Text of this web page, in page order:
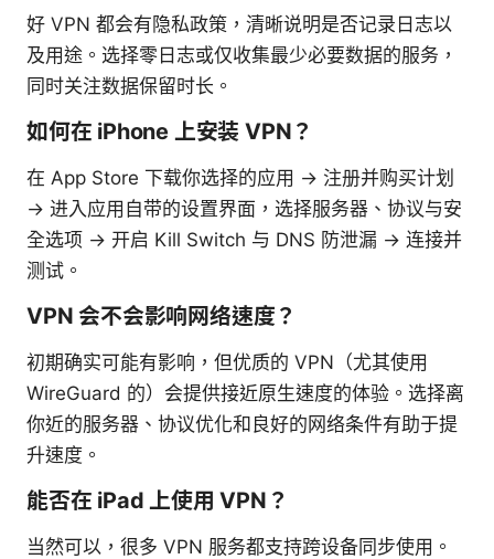
好 VPN 都会有隐私政策，清晰说明是否记录日志以
及用途。选择零日志或仅收集最少必要数据的服务，
同时关注数据保留时长。
如何在 iPhone 上安装 VPN？
在 App Store 下载你选择的应用 → 注册并购买计划
→ 进入应用自带的设置界面，选择服务器、协议与安
全选项 → 开启 Kill Switch 与 DNS 防泄漏 → 连接并
测试。
VPN 会不会影响网络速度？
初期确实可能有影响，但优质的 VPN（尤其使用
WireGuard 的）会提供接近原生速度的体验。选择离
你近的服务器、协议优化和良好的网络条件有助于提
升速度。
能否在 iPad 上使用 VPN？
当然可以，很多 VPN 服务都支持跨设备同步使用。